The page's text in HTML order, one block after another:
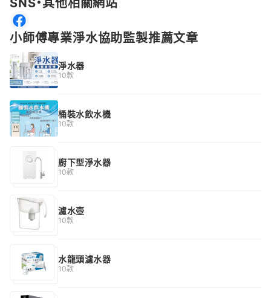
SNS・其他相關網站
小師傅專業淨水協助監製推薦文章
淨水器
10款
桶裝水飲水機
10款
廚下型淨水器
10款
濾水壺
10款
水龍頭濾水器
10款